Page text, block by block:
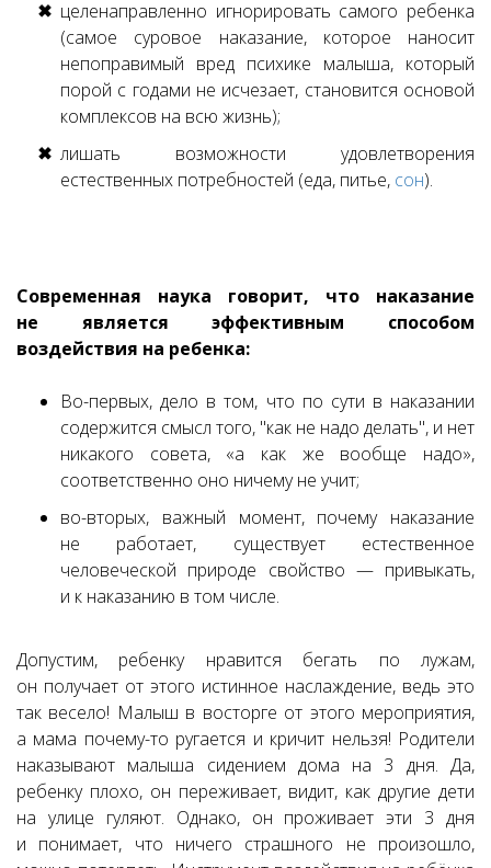
целенаправленно игнорировать самого ребенка
(самое суровое наказание, которое наносит
непоправимый вред психике малыша, который
порой с годами не исчезает, становится основой
комплексов на всю жизнь);
лишать возможности удовлетворения
естественных потребностей (еда, питье, сон).
Современная наука говорит, что наказание
не является эффективным способом
воздействия на ребенка:
Во-первых, дело в том, что по сути в наказании
содержится смысл того, "как не надо делать", и нет
никакого совета, «а как же вообще надо»,
соответственно оно ничему не учит;
во-вторых, важный момент, почему наказание
не работает, существует естественное
человеческой природе свойство — привыкать,
и к наказанию в том числе.
Допустим, ребенку нравится бегать по лужам,
он получает от этого истинное наслаждение, ведь это
так весело! Малыш в восторге от этого мероприятия,
а мама почему-то ругается и кричит нельзя! Родители
наказывают малыша сидением дома на 3 дня. Да,
ребенку плохо, он переживает, видит, как другие дети
на улице гуляют. Однако, он проживает эти 3 дня
и понимает, что ничего страшного не произошло,